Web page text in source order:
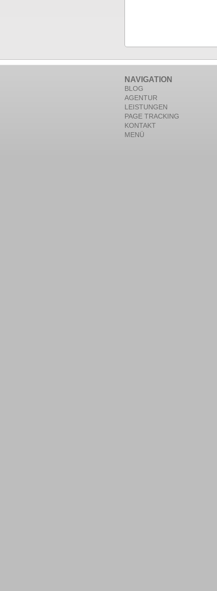
NAVIGATION
BLOG
AGENTUR
LEISTUNGEN
PAGE TRACKING
KONTAKT
MENÜ